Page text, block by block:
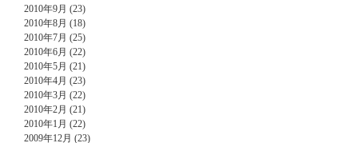
2010年9月 (23)
2010年8月 (18)
2010年7月 (25)
2010年6月 (22)
2010年5月 (21)
2010年4月 (23)
2010年3月 (22)
2010年2月 (21)
2010年1月 (22)
2009年12月 (23)